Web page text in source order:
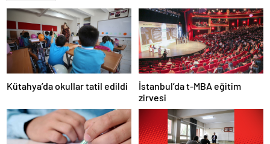
Kütahya’da okullar tatil edildi
İstanbul’da t-MBA eğitim
zirvesi